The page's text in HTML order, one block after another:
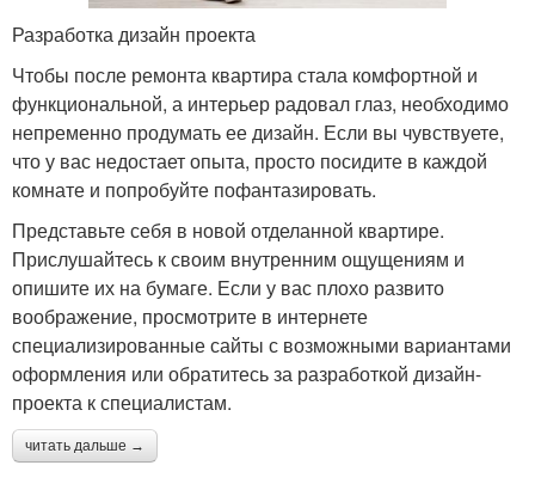
Разработка дизайн проекта
Чтобы после ремонта квартира стала комфортной и
функциональной, а интерьер радовал глаз, необходимо
непременно продумать ее дизайн. Если вы чувствуете,
что у вас недостает опыта, просто посидите в каждой
комнате и попробуйте пофантазировать.
Представьте себя в новой отделанной квартире.
Прислушайтесь к своим внутренним ощущениям и
опишите их на бумаге. Если у вас плохо развито
воображение, просмотрите в интернете
специализированные сайты с возможными вариантами
оформления или обратитесь за разработкой дизайн-
проекта к специалистам.
читать дальше →